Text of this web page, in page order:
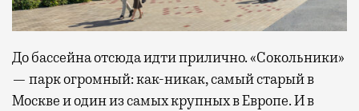
До бассейна отсюда идти прилично. «Сокольники»
— парк огромный: как-никак, самый старый в
Москве и один из самых крупных в Европе. И в